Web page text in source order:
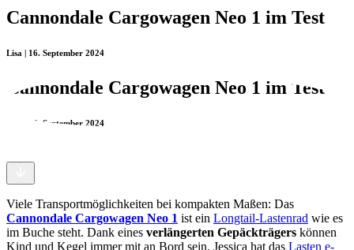
Cannondale Cargowagen Neo 1 im Test
Lisa | 16. September 2024
Cannondale Cargowagen Neo 1 im Test
Lisa | 16. September 2024
Viele Transportmöglichkeiten bei kompakten Maßen: Das
Cannondale Cargowagen Neo 1 ist ein Longtail-Lastenrad wie es
im Buche steht. Dank eines verlängerten Gepäckträgers können
Kind und Kegel immer mit an Bord sein. Jessica hat das Lasten e-